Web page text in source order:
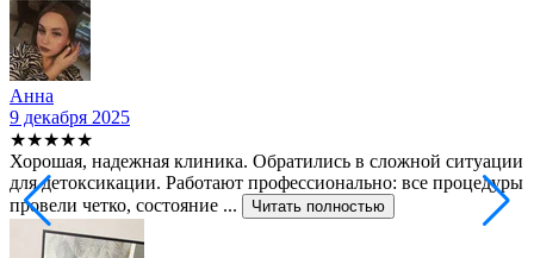
Анна
9 декабря 2025
★★★★★
Хорошая, надежная клиника. Обратились в сложной ситуации
для детоксикации. Работают профессионально: все процедуры
провели четко, состояние ...
Читать полностью